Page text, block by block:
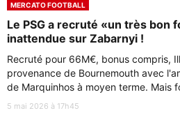
MERCATO FOOTBALL
Le PSG a recruté «un très bon
inattendue sur Zabarnyi !
Recruté pour 66M€, bonus compris,
provenance de Bournemouth avec
de Marquinhos à moyen terme. Mais
5 mai 2026 à 17h45